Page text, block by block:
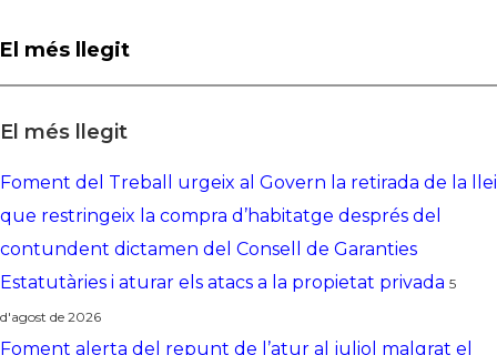
El més llegit
El més llegit
Foment del Treball urgeix al Govern la retirada de la llei
que restringeix la compra d’habitatge després del
contundent dictamen del Consell de Garanties
Estatutàries i aturar els atacs a la propietat privada 5
d'agost de 2026
Foment alerta del repunt de l’atur al juliol malgrat el